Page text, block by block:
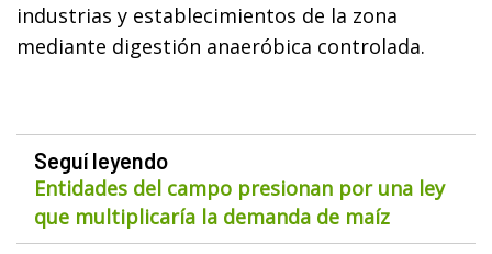
industrias y establecimientos de la zona
mediante digestión anaeróbica controlada.
Seguí leyendo
Entidades del campo presionan por una ley
que multiplicaría la demanda de maíz